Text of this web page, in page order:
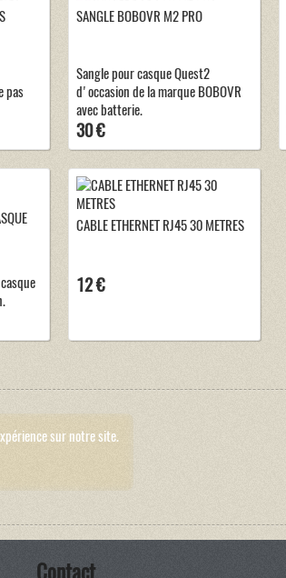
pas
SANGLE BOBOVR M2 PRO
Sangle pour casque Quest2
d'occasion de la marque BOBOVR
avec batterie.
30 €
CABLE ETHERNET RJ45 30 METRES
12 €
sur notre site.
Contact